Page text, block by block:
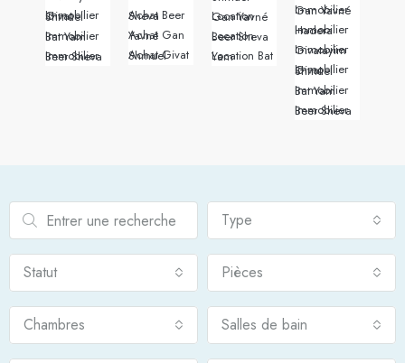
Immobilier Givat Shmuel
Immobilier Bat Yam
Immobilier Beer Sheva
Achat Beer Sheva
Achat Gan Yavné
Achat Givat Shmuel
Location Gan Yavné
Location Beer Sheva
Location Bat Yam
Immobilier Gan Yavné
Immobilier Hadera
Immobilier Givatayim
Immobilier Givat Shmuel
Immobilier Bat Yam
Immobilier Beer Sheva
Type
Statut Pièces
Chambres Salles de bain